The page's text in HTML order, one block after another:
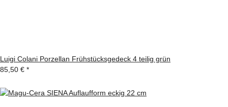
Luigi Colani Porzellan Frühstücksgedeck 4 teilig grün
85,50 € *